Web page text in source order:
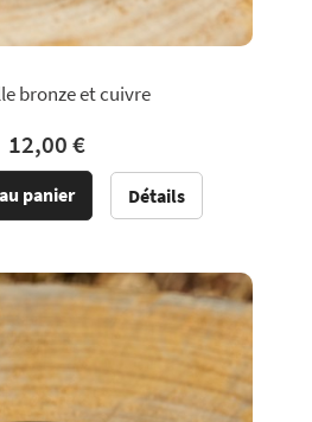
bronze et cuivre
12,00 €
panier Détails